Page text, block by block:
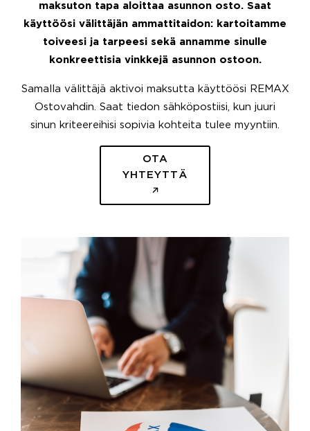
maksuton tapa aloittaa asunnon osto. Saat
käyttöösi välittäjän ammattitaidon: kartoitamme
toiveesi ja tarpeesi sekä annamme sinulle
konkreettisia vinkkejä asunnon ostoon.
Samalla välittäjä aktivoi maksutta käyttöösi REMAX
Ostovahdin. Saat tiedon sähköpostiisi, kun juuri
sinun kriteereihisi sopivia kohteita tulee myyntiin.
OTA
YHTEYTTÄ